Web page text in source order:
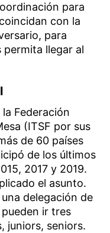
para
con la
para
permita llegar al
Federación
(ITSF por sus
de 60 países
de los últimos
2017 y 2019.
el asunto.
delegación de
ir tres
juniors, seniors.